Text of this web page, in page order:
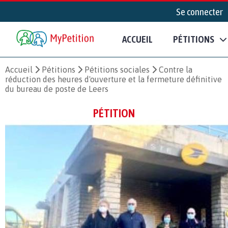
Se connecter
ACCUEIL PÉTITIONS
Accueil Pétitions Pétitions sociales
Contre la
réduction des heures d'ouverture et la fermeture définitive
du bureau de poste de Leers
PÉTITION